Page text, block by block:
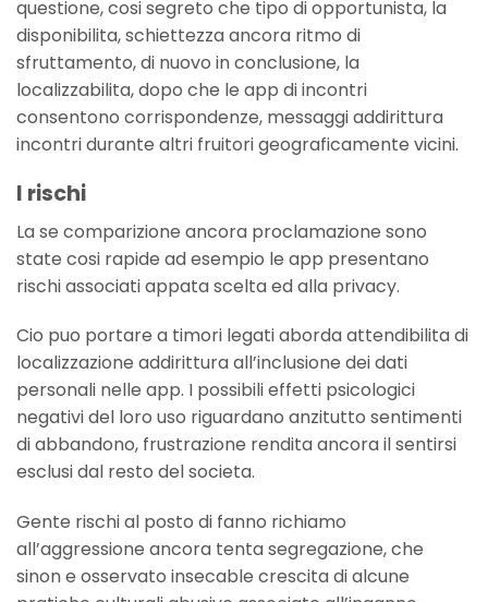
questione, cosi segreto che tipo di opportunista, la
disponibilita, schiettezza ancora ritmo di
sfruttamento, di nuovo in conclusione, la
localizzabilita, dopo che le app di incontri
consentono corrispondenze, messaggi addirittura
incontri durante altri fruitori geograficamente vicini.
I rischi
La se comparizione ancora proclamazione sono
state cosi rapide ad esempio le app presentano
rischi associati appata scelta ed alla privacy.
Cio puo portare a timori legati aborda attendibilita di
localizzazione addirittura all’inclusione dei dati
personali nelle app. I possibili effetti psicologici
negativi del loro uso riguardano anzitutto sentimenti
di abbandono, frustrazione rendita ancora il sentirsi
esclusi dal resto del societa.
Gente rischi al posto di fanno richiamo
all’aggressione ancora tenta segregazione, che
sinon e osservato insecable crescita di alcune